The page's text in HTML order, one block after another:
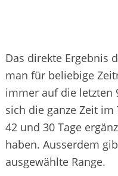
Das direkte Ergebnis
man für beliebige
immer auf die letzten
sich die ganze Zeit
42 und 30 Tage
haben. Ausserdem
ausgewählte Range.